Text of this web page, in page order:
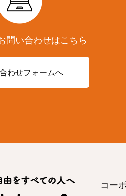
問い合わせはこちら
わせフォームへ
コー